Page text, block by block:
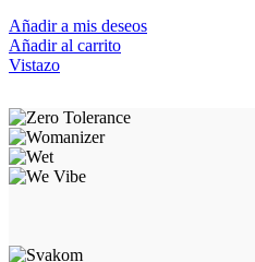
Añadir a mis deseos
Añadir al carrito
Vistazo